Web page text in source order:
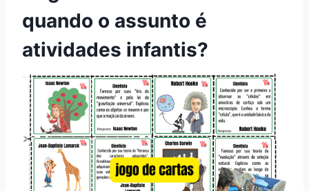
quando o assunto é
atividades infantis?